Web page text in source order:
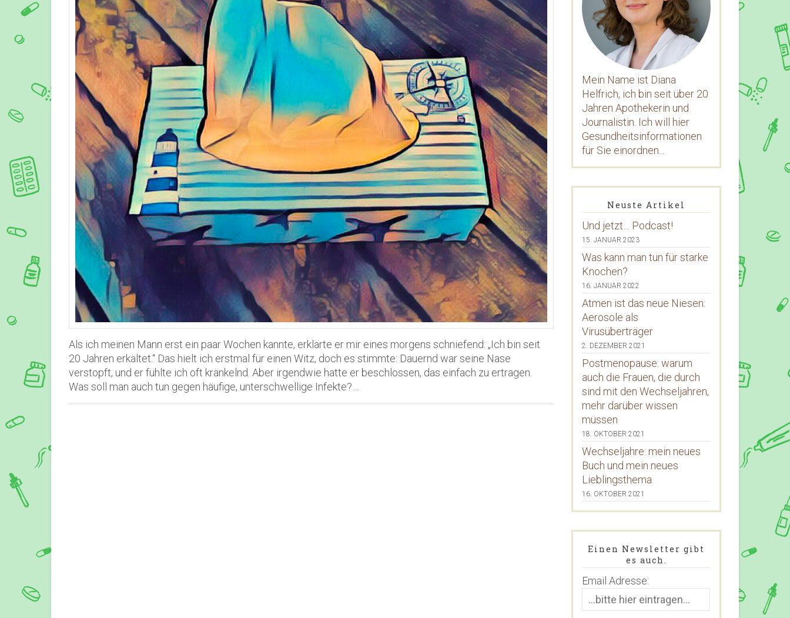
Als ich meinen Mann erst ein paar Wochen kannte, erklärte er mir eines morgens schniefend: „Ich bin seit
20 Jahren erkältet.“ Das hielt ich erstmal für einen Witz, doch es stimmte: Dauernd war seine Nase
verstopft, und er fühlte ich oft kränkelnd. Aber irgendwie hatte er beschlossen, das einfach zu ertragen.
Was soll man auch tun gegen häufige, unterschwellige Infekte?…
Mein Name ist Diana
Helfrich, ich bin seit über 20
Jahren Apothekerin und
Journalistin. Ich will hier
Gesundheitsinformationen
für Sie einordnen...
Neuste Artikel
Und jetzt… Podcast!
15. JANUAR 2023
Was kann man tun für starke
Knochen?
16. JANUAR 2022
Atmen ist das neue Niesen:
Aerosole als
Virusüberträger
2. DEZEMBER 2021
Postmenopause: warum
auch die Frauen, die durch
sind mit den Wechseljahren,
mehr darüber wissen
müssen
18. OKTOBER 2021
Wechseljahre: mein neues
Buch und mein neues
Lieblingsthema
16. OKTOBER 2021
Einen Newsletter gibt
es auch.
Email Adresse: